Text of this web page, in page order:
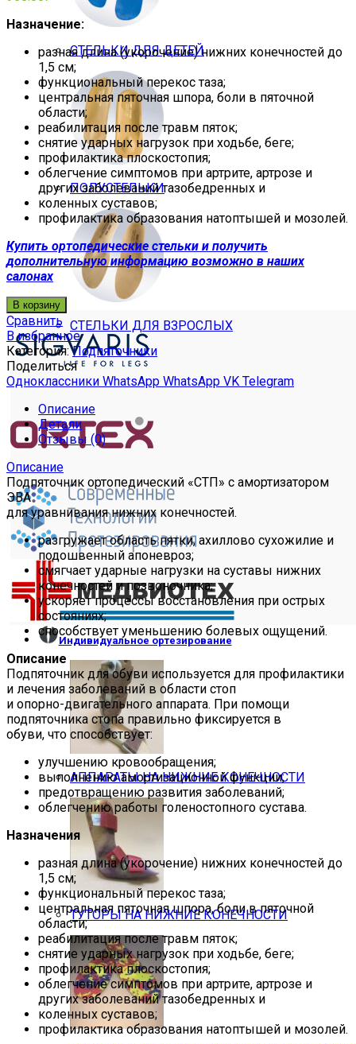
СТЕЛЬКИ ДЛЯ ДЕТЕЙ
ПОЛУСТЕЛЬКИ
СТЕЛЬКИ ДЛЯ ВЗРОСЛЫХ
Индивидуальное ортезирование
АППАРАТЫ НА НИЖНИЕ КОНЕЧНОСТИ
ТУТОРЫ НА НИЖНИЕ КОНЕЧНОСТИ
Назначение:
разная длина (укорочение) нижних конечностей до
1,5 см;
функциональный перекос таза;
центральная пяточная шпора, боли в пяточной
области;
реабилитация после травм пяток;
снятие ударных нагрузок при ходьбе, беге;
профилактика плоскостопия;
облегчение симптомов при артрите, артрозе и
других заболеваний тазобедренных и
коленных суставов;
профилактика образования натоптышей и мозолей.
Купить ортопедические стельки и получить
дополнительную информацию возможно в наших
салонах
В корзину
Сравнить
В избранное
Категория:Подпяточники
Поделиться
Одноклассники WhatsApp WhatsApp VK Telegram
Описание
Детали
Отзывы (0)
Описание
Подпяточник ортопедический «СТП» с амортизатором
ЭВА
для уравнивания нижних конечностей.
разгружает область пятки, ахиллово сухожилие и
подошвенный апоневроз;
смягчает ударные нагрузки на суставы нижних
конечностей и позвоночника;
ускоряет процессы восстановления при острых
состояниях;
способствует уменьшению болевых ощущений.
Описание
Подпяточник для обуви используется для профилактики
и лечения заболеваний в области стоп
и опорно-двигательного аппарата. При помощи
подпяточника стопа правильно фиксируется в
обуви, что способствует:
улучшению кровообращения;
выполнению амортизационной функции;
предотвращению развития заболеваний;
облегчению работы голеностопного сустава.
Назначения
разная длина (укорочение) нижних конечностей до
1,5 см;
функциональный перекос таза;
центральная пяточная шпора, боли в пяточной
области;
реабилитация после травм пяток;
снятие ударных нагрузок при ходьбе, беге;
профилактика плоскостопия;
облегчение симптомов при артрите, артрозе и
других заболеваний тазобедренных и
коленных суставов;
профилактика образования натоптышей и мозолей.